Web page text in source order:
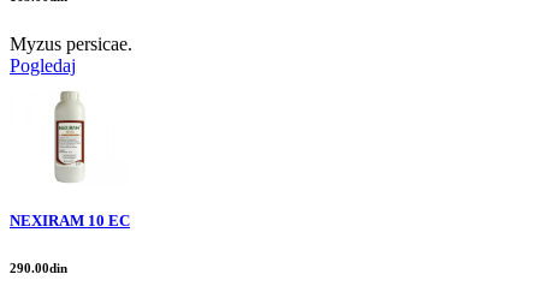
Myzus persicae.
Pogledaj
NEXIRAM 10 EC
290.00din